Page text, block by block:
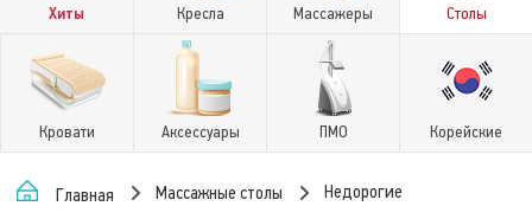
Хиты Кресла Массажеры Столы
Кровати Аксессуары ПМО Корейские
Главная Массажные столы Недорогие